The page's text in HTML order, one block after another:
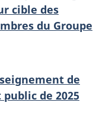
cible des
du Groupe
de
de 2025